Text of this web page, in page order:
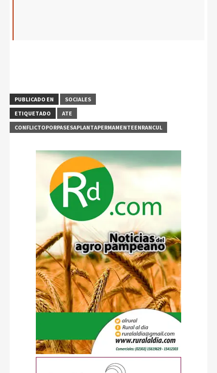
PUBLICADO EN
SOCIALES
ETIQUETADO
ATE
CONFLICTOPORPASESAPLANTAPERMAMENTEENRANCUL